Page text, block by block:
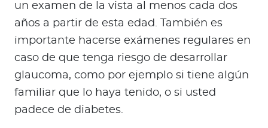
un examen de la vista al menos cada dos
años a partir de esta edad. También es
importante hacerse exámenes regulares en
caso de que tenga riesgo de desarrollar
glaucoma, como por ejemplo si tiene algún
familiar que lo haya tenido, o si usted
padece de diabetes.